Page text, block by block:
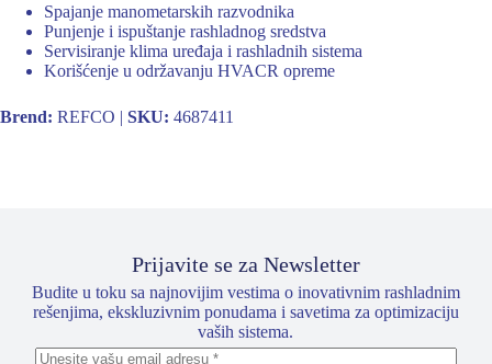
Spajanje manometarskih razvodnika
Punjenje i ispuštanje rashladnog sredstva
Servisiranje klima uređaja i rashladnih sistema
Korišćenje u održavanju HVACR opreme
Brend: REFCO | SKU: 4687411
Prijavite se za Newsletter
Budite u toku sa najnovijim vestima o inovativnim rashladnim
rešenjima, ekskluzivnim ponudama i savetima za optimizaciju
vaših sistema.